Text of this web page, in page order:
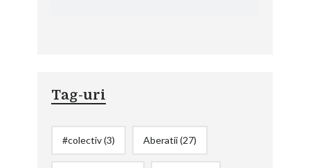
Tag-uri
#colectiv(3) Aberatii(27)